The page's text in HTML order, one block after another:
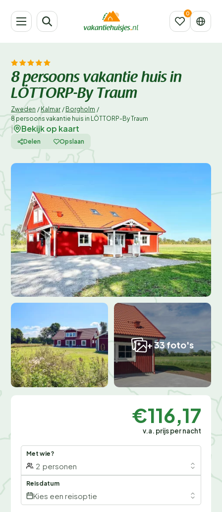
8 persoons vakantie huis in
LÖTTORP-By Traum
Zweden / Kalmar / Borgholm /
8 persoons vakantie huis in LÖTTORP-By Traum
Bekijk op kaart
Delen Opslaan
+ 33 foto's
€116,17
v.a. prijs per nacht
Met wie?
2 personen
Reisdatum
Kies een reisoptie